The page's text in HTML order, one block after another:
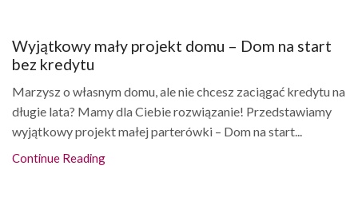
Wyjątkowy mały projekt domu – Dom na start
bez kredytu
Marzysz o własnym domu, ale nie chcesz zaciągać kredytu na
długie lata? Mamy dla Ciebie rozwiązanie! Przedstawiamy
wyjątkowy projekt małej parterówki – Dom na start...
Continue Reading